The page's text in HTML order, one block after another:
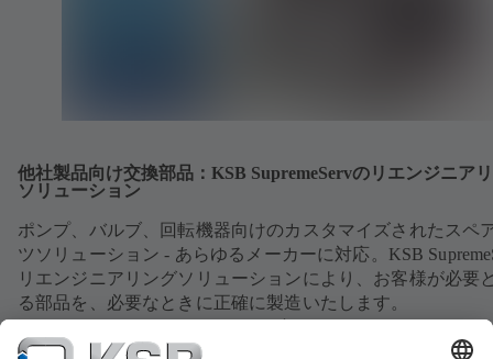
他社製品向け交換部品：KSB SupremeServのリエンジニア
ソリューション
ポンプ、バルブ、回転機器向けのカスタマイズされたスペ
ツソリューション - あらゆるメーカーに対応。KSB
リエンジニアリングソリューションにより、お客様が必要
る部品を、必要なときに正確に製造いたします。